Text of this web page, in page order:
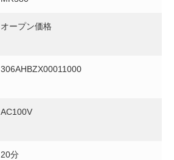
オープン価格
306AHBZX00011000
AC100V
20分